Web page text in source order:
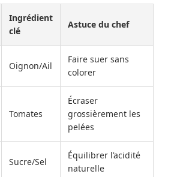
Ingrédient
clé
Astuce du chef
Oignon/Ail
Faire suer sans
colorer
Tomates
Écraser
grossièrement les
pelées
Sucre/Sel
Équilibrer l’acidité
naturelle